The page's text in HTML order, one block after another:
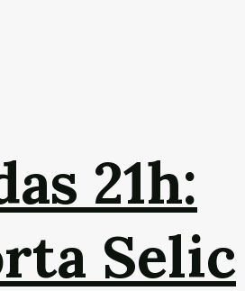
21h:
Selic